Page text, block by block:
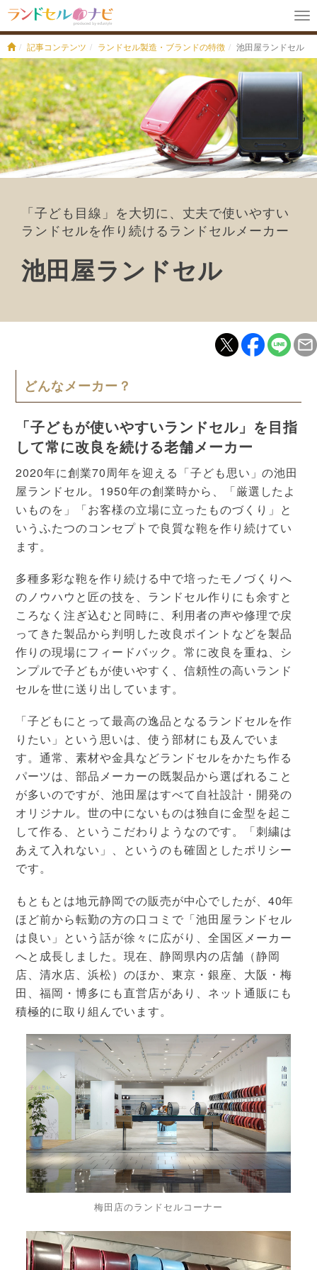
記事コンテンツ ランドセル製造・ブランドの特徴 池田屋ランドセル
「子ども目線」を大切に、丈夫で使いやすい
ランドセルを作り続けるランドセルメーカー
池田屋ランドセル
どんなメーカー？
「子どもが使いやすいランドセル」を目指
して常に改良を続ける老舗メーカー
2020年に創業70周年を迎える「子ども思い」の池田
屋ランドセル。1950年の創業時から、「厳選したよ
いものを」「お客様の立場に立ったものづくり」と
いうふたつのコンセプトで良質な鞄を作り続けてい
ます。
多種多彩な鞄を作り続ける中で培ったモノづくりへ
のノウハウと匠の技を、ランドセル作りにも余すと
ころなく注ぎ込むと同時に、利用者の声や修理で戻
ってきた製品から判明した改良ポイントなどを製品
作りの現場にフィードバック。常に改良を重ね、シ
ンプルで子どもが使いやすく、信頼性の高いランド
セルを世に送り出しています。
「子どもにとって最高の逸品となるランドセルを作
りたい」という思いは、使う部材にも及んでいま
す。通常、素材や金具などランドセルをかたち作る
パーツは、部品メーカーの既製品から選ばれること
が多いのですが、池田屋はすべて自社設計・開発の
オリジナル。世の中にないものは独自に金型を起こ
して作る、というこだわりようなのです。「刺繍は
あえて入れない」、というのも確固としたポリシー
です。
もともとは地元静岡での販売が中心でしたが、40年
ほど前から転勤の方の口コミで「池田屋ランドセル
は良い」という話が徐々に広がり、全国区メーカー
へと成長しました。現在、静岡県内の店舗（静岡
店、清水店、浜松）のほか、東京・銀座、大阪・梅
田、福岡・博多にも直営店があり、ネット通販にも
積極的に取り組んでいます。
梅田店のランドセルコーナー